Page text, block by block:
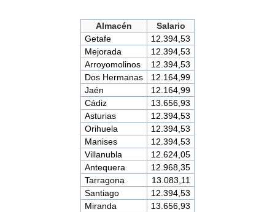
Almacén
Salario
Getafe
12.394,53
Mejorada
12.394,53
Arroyomolinos
12.394,53
Dos Hermanas
12.164,99
Jaén
12.164,99
Cádiz
13.656,93
Asturias
12.394,53
Orihuela
12.394,53
Manises
12.394,53
Villanubla
12.624,05
Antequera
12.968,35
Tarragona
13.083,11
Santiago
12.394,53
Miranda
13.656,93